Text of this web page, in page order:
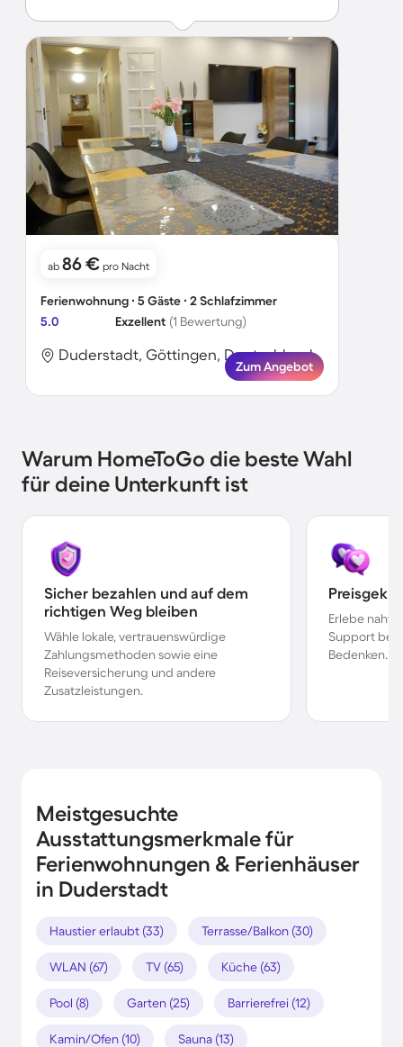
ab 86 € pro Nacht
Ferienwohnung ∙ 5 Gäste ∙ 2 Schlafzimmer
5.0
Exzellent (1 Bewertung)
Duderstadt, Göttingen, Deutschland
Zum Angebot
Warum HomeToGo die beste Wahl
für deine Unterkunft ist
Sicher bezahlen und auf dem
richtigen Weg bleiben
Wähle lokale, vertrauenswürdige
Zahlungsmethoden sowie eine
Reiseversicherung und andere
Zusatzleistungen.
Erlebe
Support bei
Bedenken.
Meistgesuchte
Ausstattungsmerkmale für
Ferienwohnungen & Ferienhäuser
in Duderstadt
Haustier erlaubt (33) Terrasse/Balkon (30)
WLAN (67) TV (65) Küche (63)
Pool (8) Garten (25) Barrierefrei (12)
Kamin/Ofen (10) Sauna (13)